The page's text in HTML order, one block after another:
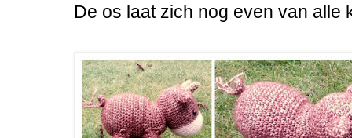
De os laat zich nog even van alle